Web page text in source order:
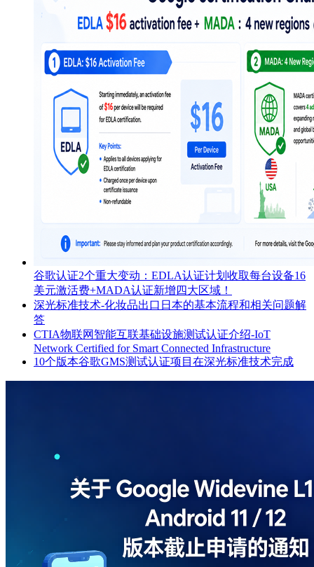
谷歌认证2个重大变动：EDLA认证计划收取每台设备16
美元激活费+MADA认证新增四大区域！
深光标准技术-化妆品出口日本的基本流程和相关问题解
答
CTIA物联网智能互联基础设施测试认证介绍-IoT
Network Certified for Smart Connected Infrastructure
10个版本谷歌GMS测试认证项目在深光标准技术完成